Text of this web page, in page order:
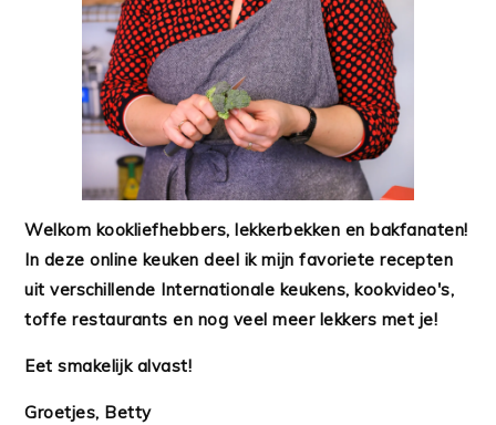
Welkom kookliefhebbers, lekkerbekken en bakfanaten!
In deze online keuken deel ik mijn favoriete recepten
uit verschillende Internationale keukens, kookvideo's,
toffe restaurants en nog veel meer lekkers met je!
Eet smakelijk alvast!
Groetjes, Betty